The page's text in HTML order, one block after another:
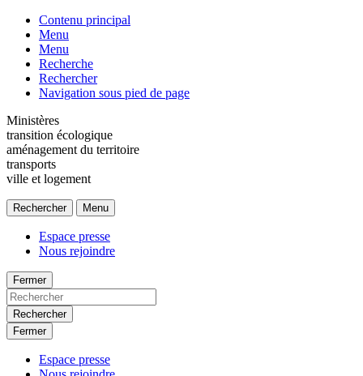
Contenu principal
Menu
Menu
Recherche
Rechercher
Navigation sous pied de page
Ministères
transition écologique
aménagement du territoire
transports
ville et logement
Rechercher Menu
Espace presse
Nous rejoindre
Fermer
Rechercher
Fermer
Espace presse